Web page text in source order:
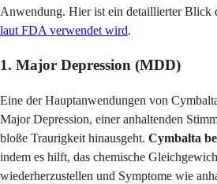
Anwendung. Hier ist ein detaillierter Blick
laut FDA verwendet wird.
1. Major Depression (MDD)
Eine der Hauptanwendungen von
Major Depression, einer anhaltenden
bloße Traurigkeit hinausgeht. Cymbalta
indem es hilft, das chemische
wiederherzustellen und Symptome wie